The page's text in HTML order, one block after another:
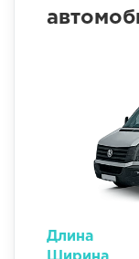
Длина